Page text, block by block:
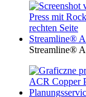
Streamline®
Streamline®